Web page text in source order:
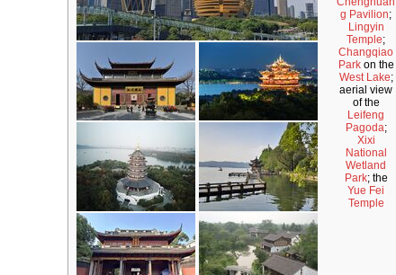
g Pavilion;
Lingyin
Temple;
Changqiao
Parkon the
West Lake;
aerial view
of the
Leifeng
Pagoda;
Xixi
National
Wetland
Park; the
Yue Fei
Temple